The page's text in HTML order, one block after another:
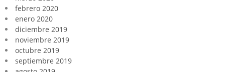
febrero 2020
enero 2020
diciembre 2019
noviembre 2019
octubre 2019
septiembre 2019